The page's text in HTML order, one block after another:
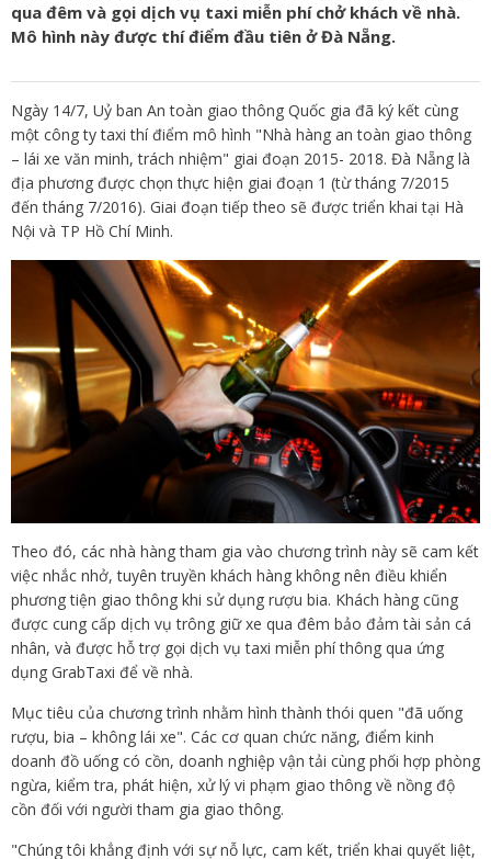
qua đêm và gọi dịch vụ taxi miễn phí chở khách về nhà.
Mô hình này được thí điểm đầu tiên ở Đà Nẵng.
Ngày 14/7, Uỷ ban An toàn giao thông Quốc gia đã ký kết cùng
một công ty taxi thí điểm mô hình "Nhà hàng an toàn giao thông
– lái xe văn minh, trách nhiệm" giai đoạn 2015- 2018. Đà Nẵng là
địa phương được chọn thực hiện giai đoạn 1 (từ tháng 7/2015
đến tháng 7/2016). Giai đoạn tiếp theo sẽ được triển khai tại Hà
Nội và TP Hồ Chí Minh.
Theo đó, các nhà hàng tham gia vào chương trình này sẽ cam kết
việc nhắc nhở, tuyên truyền khách hàng không nên điều khiển
phương tiện giao thông khi sử dụng rượu bia. Khách hàng cũng
được cung cấp dịch vụ trông giữ xe qua đêm bảo đảm tài sản cá
nhân, và được hỗ trợ gọi dịch vụ taxi miễn phí thông qua ứng
dụng GrabTaxi để về nhà.
Mục tiêu của chương trình nhằm hình thành thói quen "đã uống
rượu, bia – không lái xe". Các cơ quan chức năng, điểm kinh
doanh đồ uống có cồn, doanh nghiệp vận tải cùng phối hợp phòng
ngừa, kiểm tra, phát hiện, xử lý vi phạm giao thông về nồng độ
cồn đối với người tham gia giao thông.
"Chúng tôi khẳng định với sự nỗ lực, cam kết, triển khai quyết liệt,